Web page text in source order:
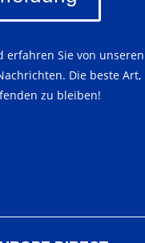
erfahren Sie von unseren
Die beste Art,
zu bleiben!